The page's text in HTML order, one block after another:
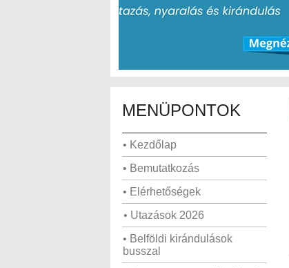
MENÜPONTOK
• Kezdőlap
• Bemutatkozás
• Elérhetőségek
• Utazások 2026
• Belföldi kirándulások
busszal